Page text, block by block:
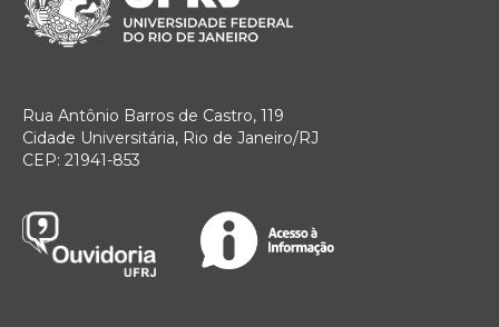
Rua Antônio Barros de Castro, 119
Cidade Universitária, Rio de Janeiro/RJ
CEP: 21941-853